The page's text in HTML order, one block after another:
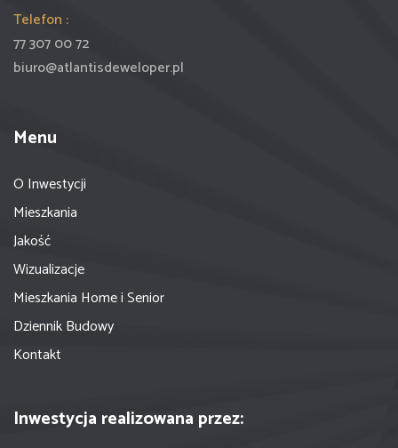
Telefon :
77 307 00 72
biuro@atlantisdeweloper.pl
Menu
O Inwestycji
Mieszkania
Jakość
Wizualizacje
Mieszkania Home i Senior
Dziennik Budowy
Kontakt
Inwestycja realizowana przez: